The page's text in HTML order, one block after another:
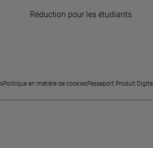
Réduction pour les étudiants
Politique en matière de cookiesPasseport Produit Digital